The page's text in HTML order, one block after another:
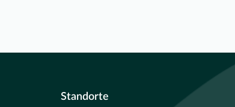
Standorte